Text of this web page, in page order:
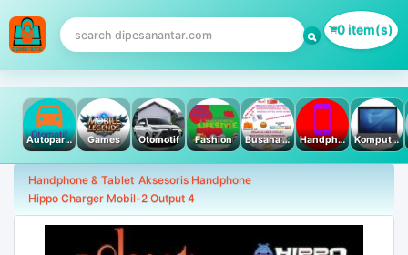
0 item(s)
Autoparts Games Otomotif Fashion Busana Muslim Handphone & Tablet Komputer PC & Laptop
Handphone & Tablet Aksesoris Handphone
Hippo Charger Mobil-2 Output 4